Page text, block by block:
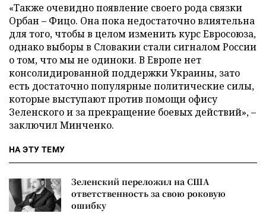
«Также очевидно появление своего рода связки
Орбан – Фицо. Она пока недостаточно влиятельна
для того, чтобы в целом изменить курс Евросоюза,
однако выборы в Словакии стали сигналом России
о том, что мы не одиноки. В Европе нет
консолидированной поддержки Украины, зато
есть достаточно популярные политические силы,
которые выступают против помощи офису
Зеленского и за прекращение боевых действий», –
заключил Минченко.
НА ЭТУ ТЕМУ
Зеленский переложил на США
ответственность за свою роковую
ошибку